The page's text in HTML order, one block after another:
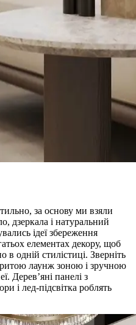
за основу ми взяли
дзеркала і натуральний
ідеї збереження
елементах декору, щоб
в одній стилістиці. Зверніть
лаунж зоною і зручною
Деревʼяні панелі з
і лед-підсвітка роблять